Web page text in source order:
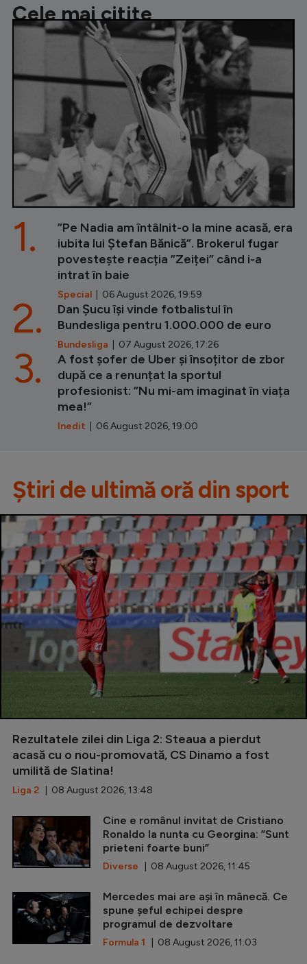
Cele mai citite
”Pe Nadia am întâlnit-o la mine acasă, era
iubita lui Ștefan Bănică”. Brokerul fugar
povestește reacția ”Zeiței” când i-a
intrat în baie
Special | 06 August 2026, 19:59
1.
Dan Șucu își vinde fotbalistul în
Bundesliga pentru 1.000.000 de euro
Bundesliga | 07 August 2026, 17:26
2.
A fost șofer de Uber și însoțitor de zbor
după ce a renunțat la sportul
profesionist: ”Nu mi-am imaginat în viața
mea!”
Inedit | 06 August 2026, 19:00
3.
Știri de ultimă oră din sport
Rezultatele zilei din Liga 2: Steaua a pierdut
acasă cu o nou-promovată, CS Dinamo a fost
umilită de Slatina!
Liga 2 | 08 August 2026, 13:48
Cine e românul invitat de Cristiano
Ronaldo la nunta cu Georgina: ”Sunt
prieteni foarte buni”
Diverse | 08 August 2026, 11:45
Mercedes mai are ași în mânecă. Ce
spune șeful echipei despre
programul de dezvoltare
Formula 1 | 08 August 2026, 11:03